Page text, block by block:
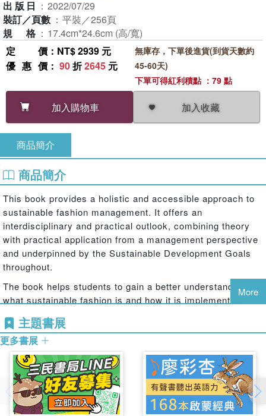
出版日 ： 2022/07/29
裝訂／頁數 ： 平裝／256頁
規格 ： 17.4cm*24.6cm (高/寬)
定價 ：NT$ 2939 元
優惠價 ： 90折2645 元
加入購物車 加入收藏
無庫存，下單後進貨(到貨天數約
45-60天)
下單可得紅利積點 ：79 點
商品簡介
商品簡介
This book provides a holistic and accessible approach to
sustainable fashion management. It offers an
interdisciplinary and practical outlook, combining theory
with practical application from a management perspective
and underpinned by the Sustainable Development Goals
throughout.
The book helps students to gain a better understanding of
what sustainable fashion is and how it is implemented
innovations, innovative designs, new technology and
digital approaches, and material innovations. Global case
studies are employed throughout each chapter, including
fashion companies and events of all sizes, alongside other
pedagogical features to aid learning, including key learning
points, chapter objectives, and textboxes explaining key
terminology.
More
主題書展
更多書展